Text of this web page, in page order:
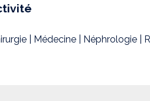
i
| Médecine | Néphrologie |